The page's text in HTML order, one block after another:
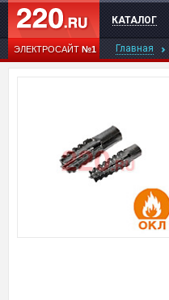
ЭЛЕКТРОСАЙТ№1
КАТАЛОГ
Главная